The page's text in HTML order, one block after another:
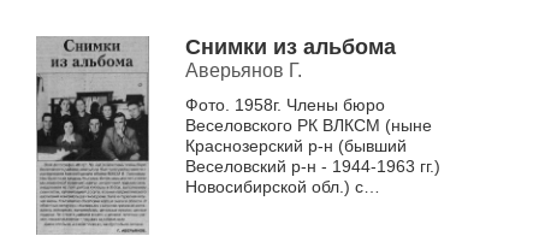
Снимки из альбома
Аверьянов Г.
Фото. 1958г. Члены бюро
Веселовского РК ВЛКСМ (ныне
Краснозерский р-н (бывший
Веселовский р-н - 1944-1963 гг.)
Новосибирской обл.) с